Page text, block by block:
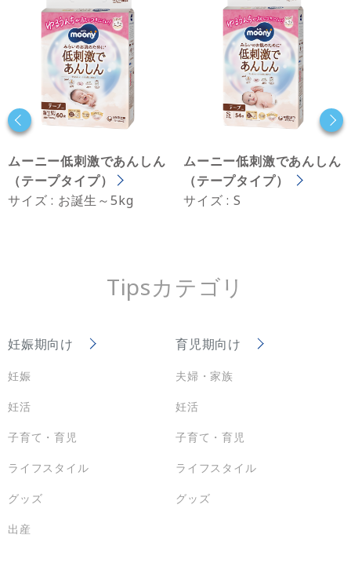
ムーニー低刺激であんしん
（テープタイプ）
サイズ : お誕生～5kg
ムーニー低刺激であんしん
（テープタイプ）
サイズ : S
Tipsカテゴリ
妊娠期向け
妊娠
妊活
子育て・育児
ライフスタイル
グッズ
出産
育児期向け
夫婦・家族
妊活
子育て・育児
ライフスタイル
グッズ